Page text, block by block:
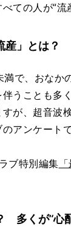
ての人が“流
産」とは？
満で、おなか
うことも多
が、超音波
のアンケート
ブ特別編集
多くが“心